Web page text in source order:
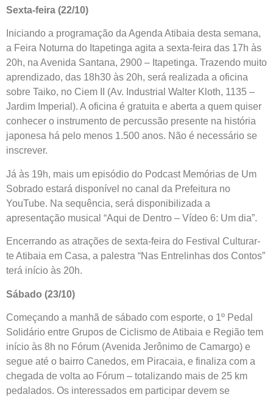
Sexta-feira (22/10)
Iniciando a programação da Agenda Atibaia desta semana,
a Feira Noturna do Itapetinga agita a sexta-feira das 17h às
20h, na Avenida Santana, 2900 – Itapetinga. Trazendo muito
aprendizado, das 18h30 às 20h, será realizada a oficina
sobre Taiko, no Ciem II (Av. Industrial Walter Kloth, 1135 –
Jardim Imperial). A oficina é gratuita e aberta a quem quiser
conhecer o instrumento de percussão presente na história
japonesa há pelo menos 1.500 anos. Não é necessário se
inscrever.
Já às 19h, mais um episódio do Podcast Memórias de Um
Sobrado estará disponível no canal da Prefeitura no
YouTube. Na sequência, será disponibilizada a
apresentação musical “Aqui de Dentro – Vídeo 6: Um dia”.
Encerrando as atrações de sexta-feira do Festival Culturar-
te Atibaia em Casa, a palestra “Nas Entrelinhas dos Contos”
terá início às 20h.
Sábado (23/10)
Começando a manhã de sábado com esporte, o 1º Pedal
Solidário entre Grupos de Ciclismo de Atibaia e Região tem
início às 8h no Fórum (Avenida Jerônimo de Camargo) e
segue até o bairro Canedos, em Piracaia, e finaliza com a
chegada de volta ao Fórum – totalizando mais de 25 km
pedalados. Os interessados em participar devem se